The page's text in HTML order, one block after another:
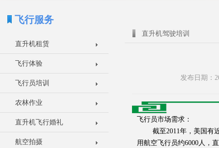
飞行服务
直升机租赁
飞行体验
飞行员培训
农林作业
直升机飞行婚礼
航空拍摄
直升机驾驶培训
发布日期：
飞行员市场需求：
截至2011年，美国有近
用航空飞行员约6000人，